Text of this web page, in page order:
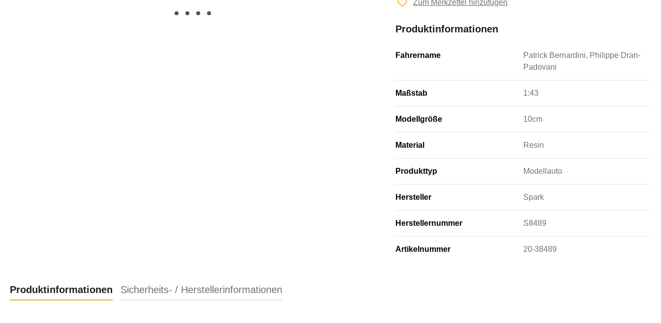
Zum Merkzettel hinzufügen
Produktinformationen
Fahrername
Patrick Bernardini, Philippe Dran-
Padovani
Maßstab 1:43
Modellgröße 10cm
Material Resin
Produkttyp Modellauto
Hersteller Spark
Herstellernummer S8489
Artikelnummer 20-38489
Produktinformationen Sicherheits- / Herstellerinformationen